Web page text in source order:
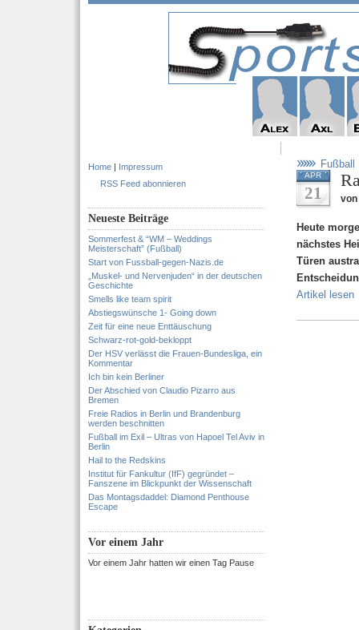
Home | Impressum
RSS Feed abonnieren
Neueste Beiträge
Sommerfest & “WM – Weddings
Meisterschaft” (Fußball)
Start von Fussball-gegen-Nazis.de
„Muskel- und Nervenjuden“ in der deutschen
Geschichte
Smells like team spirit
Abstiegswünsche 1- Going down
Zeit für eine neue Enttäuschung
Schwarz-rot-gold-bekloppt
Der HSV verlässt die Frauen-Bundesliga, ein
Kommentar
Ich bin kein Berliner
Der Abschied von Claudio Pizarro aus
Bremen
Freie Radios in Berlin und Brandenburg
werden beschnitten
Fußball im Exil – Ultras von Hapoel Tel Aviv in
Berlin
Hail to the Redskins
Institut für Fankultur (IfF) gegründet –
Fanszene im Blickpunkt der Wissenschaft
Das Montagsdaddel: Diamond Penthouse
Escape
Vor einem Jahr
Vor einem Jahr hatten wir einen Tag Pause
Fußball
APR
21
Heute
nächstes
Türen
Artikel lesen